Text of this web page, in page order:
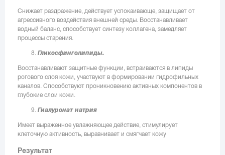
Снижает раздражение, действует успокаивающе, защищает от
агрессивного воздействия внешней среды. Восстанавливает
водный баланс, способствует синтезу коллагена, замедляет
процессы старения.
Гликосфинголипиды.
Восстанавливают защитные функции, встраиваются в липиды
рогового слоя кожи, участвуют в формировании гидрофильных
каналов. Способствуют проникновению активных компонентов в
глубокие слои кожи.
Гиалуронат натрия
Имеет выраженное увлажняющее действие, стимулирует
клеточную активность, выравнивает и смягчает кожу
Результат